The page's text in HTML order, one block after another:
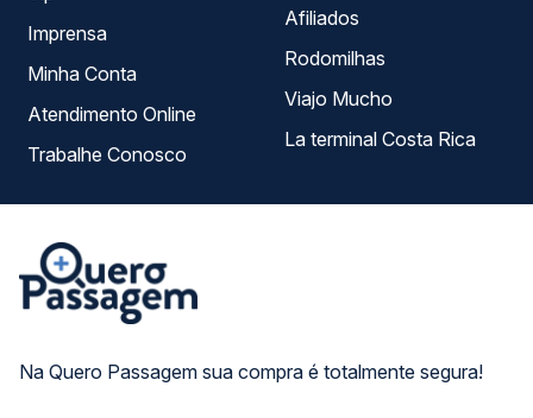
Na Quero Passagem sua compra é totalmente segura!
Imprensa
Minha Conta
Atendimento Online
Trabalhe Conosco
Afiliados
Rodomilhas
Viajo Mucho
La terminal Costa Rica